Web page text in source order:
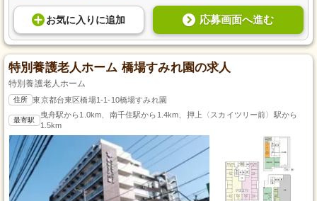
お気に入り に追加 応募画面へ進む
特別養護老人ホーム 橋場すみれ園の求人
特別養護老人ホーム
住所 東京都台東区橋場1-1-10橋場すみれ園
最寄駅
曳舟駅から1.0km、南千住駅から1.4km、押上〈スカイツリー前〉駅から
1.5km